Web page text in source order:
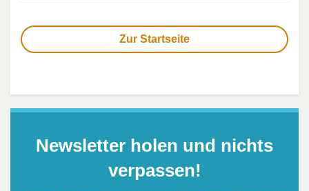
Zur Startseite
Newsletter holen und nichts
verpassen!